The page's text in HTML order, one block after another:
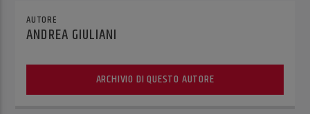
AUTORE
ANDREA GIULIANI
ARCHIVIO DI QUESTO AUTORE